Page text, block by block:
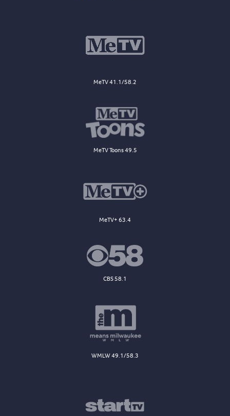
MeTV 41.1/58.2
MeTV Toons 49.5
MeTV+ 63.4
CBS 58.1
WMLW 49.1/58.3